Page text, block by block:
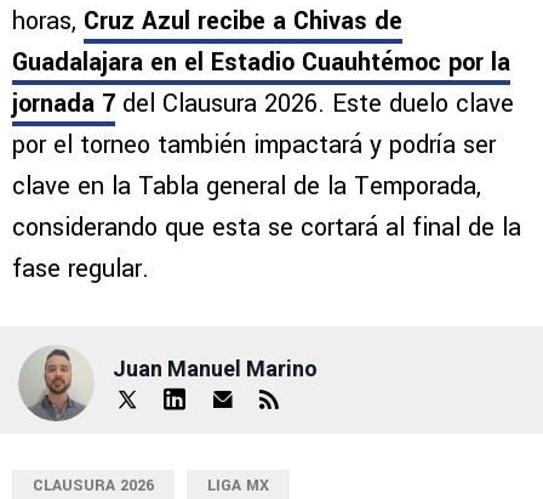
horas, Cruz Azul recibe a Chivas de
Guadalajara en el Estadio Cuauhtémoc por la
jornada 7 del Clausura 2026. Este duelo clave
por el torneo también impactará y podría ser
clave en la Tabla general de la Temporada,
considerando que esta se cortará al final de la
fase regular.
Juan Manuel Marino
CLAUSURA 2026 LIGA MX